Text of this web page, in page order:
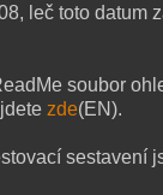
leč toto datum
soubor
zde(EN).
sestavení